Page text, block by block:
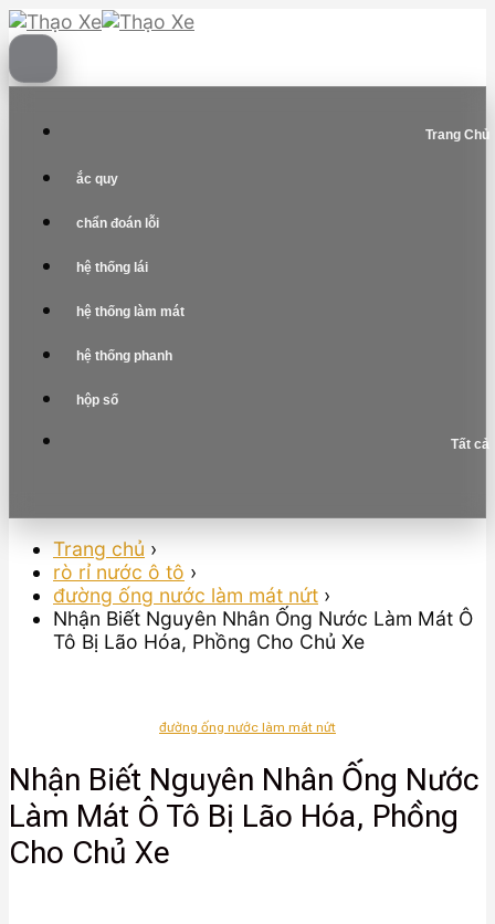
Skip
to
content
Trang Chủ
ắc quy
chẩn đoán lỗi
hệ thống lái
hệ thống làm mát
hệ thống phanh
hộp số
Tất cả
Trang chủ ›
rò rỉ nước ô tô ›
đường ống nước làm mát nứt ›
Nhận Biết Nguyên Nhân Ống Nước Làm Mát Ô
Tô Bị Lão Hóa, Phồng Cho Chủ Xe
đường ống nước làm mát nứt
Nhận Biết Nguyên Nhân Ống Nước
Làm Mát Ô Tô Bị Lão Hóa, Phồng
Cho Chủ Xe